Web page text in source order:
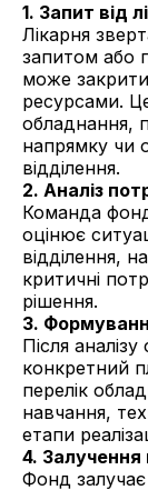
1. Запит від
Лікарня
запитом або
може
ресурсами.
обладнання,
напрямку чи
відділення.
2. Аналіз
Команда
оцінює
відділення,
критичні
рішення.
3.
Після
конкретний
перелік
навчання,
етапи
4. Залучення
Фонд залучає